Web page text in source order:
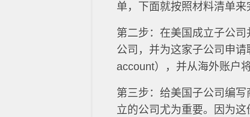
单，下面就按照材料清单来
第二步：在美国成立子公
公司，并为这家子公司申
account），并从海外账户
第三步：给美国子公司编
立的公司尤为重要。因为